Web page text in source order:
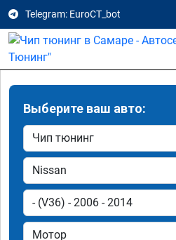
Telegram: EuroCT_bot
Выберите ваш авто: